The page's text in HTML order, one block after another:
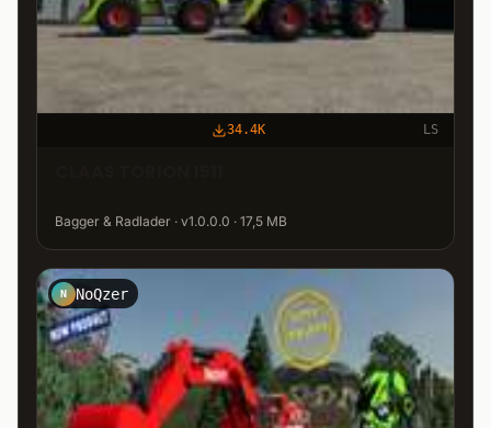
34.4K LS
Bagger & Radlader · v1.0.0.0 · 17,5 MB
N NoQzer